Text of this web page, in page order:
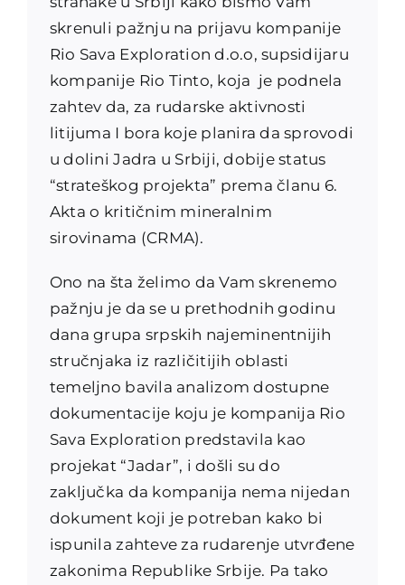
skrenuli pažnju na prijavu kompanije
Rio Sava Exploration d.o.o, supsidijaru
kompanije Rio Tinto, koja je podnela
zahtev da, za rudarske aktivnosti
litijuma I bora koje planira da sprovodi
u dolini Jadra u Srbiji, dobije status
“strateškog projekta” prema članu 6.
Akta o kritičnim mineralnim
sirovinama (CRMA).
Ono na šta želimo da Vam skrenemo
pažnju je da se u prethodnih godinu
dana grupa srpskih najeminentnijih
stručnjaka iz različitijih oblasti
temeljno bavila analizom dostupne
dokumentacije koju je kompanija Rio
Sava Exploration predstavila kao
projekat “Jadar”, i došli su do
zaključka da kompanija nema nijedan
dokument koji je potreban kako bi
ispunila zahteve za rudarenje utvrđene
zakonima Republike Srbije. Pa tako